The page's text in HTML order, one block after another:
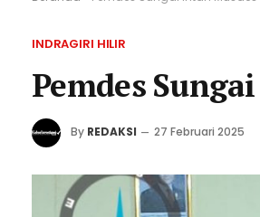
INDRAGIRI HILIR
Pemdes
By REDAKSI 27 Februari 2025